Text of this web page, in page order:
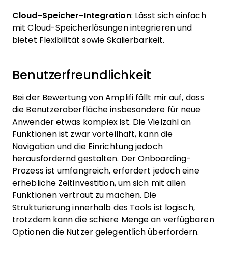
Cloud-Speicher-Integration: Lässt sich einfach
mit Cloud-Speicherlösungen integrieren und
bietet Flexibilität sowie Skalierbarkeit.
Benutzerfreundlichkeit
Bei der Bewertung von Amplifi fällt mir auf, dass
die Benutzeroberfläche insbesondere für neue
Anwender etwas komplex ist. Die Vielzahl an
Funktionen ist zwar vorteilhaft, kann die
Navigation und die Einrichtung jedoch
herausfordernd gestalten. Der Onboarding-
Prozess ist umfangreich, erfordert jedoch eine
erhebliche Zeitinvestition, um sich mit allen
Funktionen vertraut zu machen. Die
Strukturierung innerhalb des Tools ist logisch,
trotzdem kann die schiere Menge an verfügbaren
Optionen die Nutzer gelegentlich überfordern.